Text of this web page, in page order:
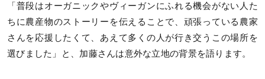
「普段はオーガニックやヴィーガンにふれる機会がない人た
ちに農産物のストーリーを伝えることで、頑張っている農家
さんを応援したくて、あえて多くの人が行き交うこの場所を
選びました」と、加藤さんは意外な立地の背景を語ります。